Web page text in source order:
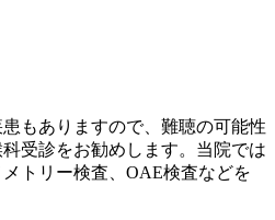
もありますので、難聴の可能性
受診をお勧めします。当院では
トリー検査、OAE検査などを